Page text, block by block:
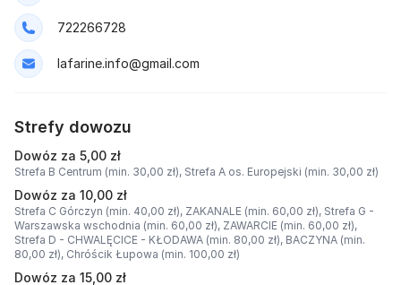
722266728
lafarine.info@gmail.com
Strefy dowozu
Dowóz za 5,00 zł
Strefa B Centrum (min. 30,00 zł), Strefa A os. Europejski (min. 30,00 zł)
Dowóz za 10,00 zł
Strefa C Górczyn (min. 40,00 zł), ZAKANALE (min. 60,00 zł), Strefa G -
Warszawska wschodnia (min. 60,00 zł), ZAWARCIE (min. 60,00 zł),
Strefa D - CHWALĘCICE - KŁODAWA (min. 80,00 zł), BACZYNA (min.
80,00 zł), Chróścik Łupowa (min. 100,00 zł)
Dowóz za 15,00 zł